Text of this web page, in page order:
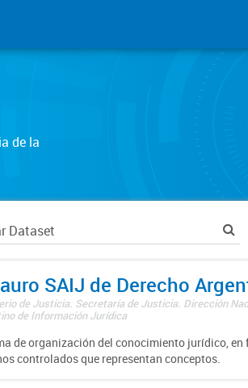
de la
SAIJ de Derecho
de Justicia. Secretaría de Justicia. Dirección
de Información Jurídica
de organización del conocimiento jurídico, en
controlados que representan conceptos.